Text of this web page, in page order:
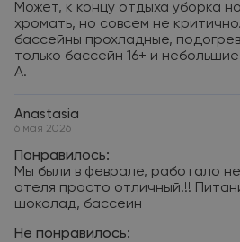
Может, к концу отдыха уборка
хромать, но совсем не
бассейны прохладные,
только бассейн 16+ и
А.
Anastasia
6 мая 2026
Понравилось:
Мы были в феврале, работало
отеля просто отличный!!!
шоколад, бассеин
Не понравилось: